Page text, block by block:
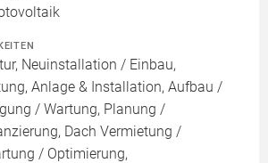
Neuinstallation / Einbau,
Anlage & Installation, Aufbau /
/ Wartung, Planung /
Dach Vermietung /
/ Optimierung,